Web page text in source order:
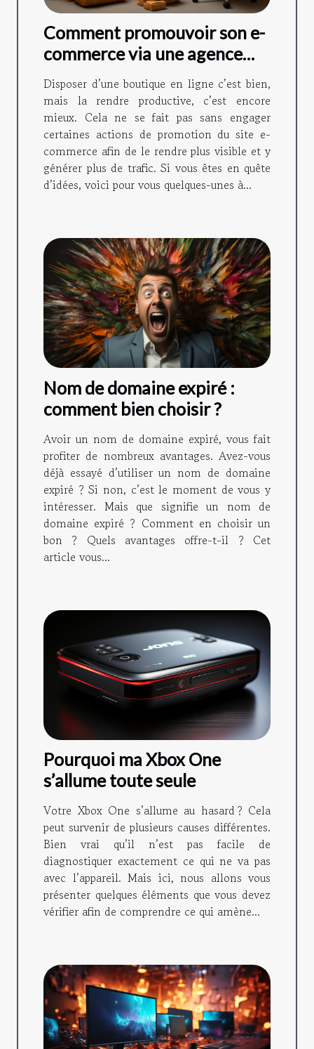
Comment promouvoir son e-
commerce via une agence
web SEO ?
Disposer d’une boutique en ligne c’est bien,
mais la rendre productive, c’est encore
mieux. Cela ne se fait pas sans engager
certaines actions de promotion du site e-
commerce afin de le rendre plus visible et y
générer plus de trafic. Si vous êtes en quête
d’idées, voici pour vous quelques-unes à...
Nom de domaine expiré :
comment bien choisir ?
Avoir un nom de domaine expiré, vous fait
profiter de nombreux avantages. Avez-vous
déjà essayé d’utiliser un nom de domaine
expiré ? Si non, c’est le moment de vous y
intéresser. Mais que signifie un nom de
domaine expiré ? Comment en choisir un
bon ? Quels avantages offre-t-il ? Cet
article vous...
Pourquoi ma Xbox One
s’allume toute seule
Votre Xbox One s’allume au hasard ? Cela
peut survenir de plusieurs causes différentes.
Bien vrai qu’il n’est pas facile de
diagnostiquer exactement ce qui ne va pas
avec l’appareil. Mais ici, nous allons vous
présenter quelques éléments que vous devez
vérifier afin de comprendre ce qui amène...